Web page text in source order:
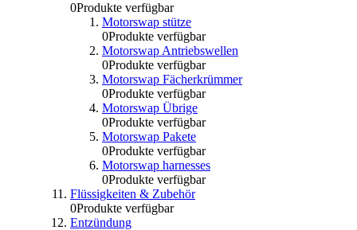
0Produkte verfügbar
Motorswap stütze
0Produkte verfügbar
Motorswap Antriebswellen
0Produkte verfügbar
Motorswap Fächerkrümmer
0Produkte verfügbar
Motorswap Übrige
0Produkte verfügbar
Motorswap Pakete
0Produkte verfügbar
Motorswap harnesses
0Produkte verfügbar
Flüssigkeiten & Zubehör
0Produkte verfügbar
Entzündung